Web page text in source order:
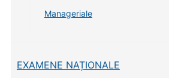
Manageriale
EXAMENE NAȚIONALE